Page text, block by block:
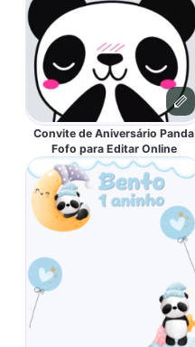
Convite de Aniversário Panda
Fofo para Editar Online